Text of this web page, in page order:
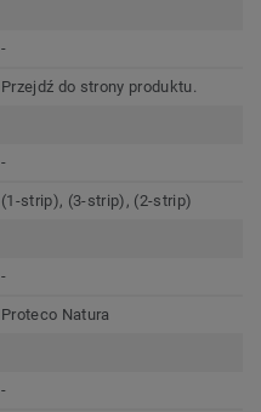
-
Przejdź do strony produktu.
-
(1-strip), (3-strip), (2-strip)
-
Proteco Natura
-